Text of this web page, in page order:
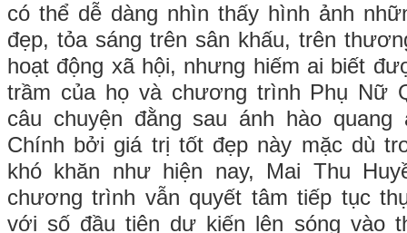
có thể dễ dàng nhìn thấy hình ảnh
đẹp, tỏa sáng trên sân khấu, trên
hoạt động xã hội, nhưng hiếm ai biết
trầm của họ và chương trình Phụ Nữ
câu chuyện đằng sau ánh hào
Chính bởi giá trị tốt đẹp này mặc dù
khó khăn như hiện nay, Mai Thu
chương trình vẫn quyết tâm tiếp tục
với số đầu tiên dự kiến lên sóng vào